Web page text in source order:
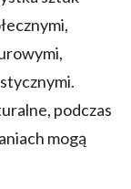
podczas
mogą